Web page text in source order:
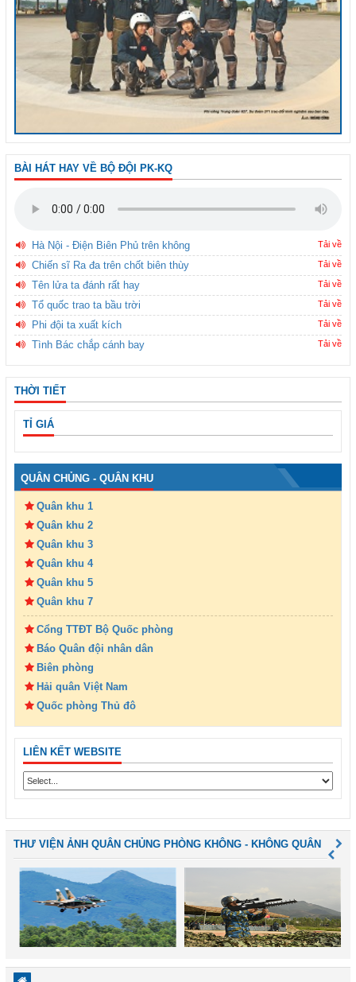
BÀI HÁT HAY VỀ BỘ ĐỘI PK-KQ
Hà Nội - Điện Biên Phủ trên không Tải về
Chiến sĩ Ra đa trên chốt biên thùy Tải về
Tên lửa ta đánh rất hay Tải về
Tổ quốc trao ta bầu trời Tải về
Phi đội ta xuất kích Tải về
Tình Bác chắp cánh bay Tải về
THỜI TIẾT
TỈ GIÁ
QUÂN CHỦNG - QUÂN KHU
Quân khu 1
Quân khu 2
Quân khu 3
Quân khu 4
Quân khu 5
Quân khu 7
Cổng TTĐT Bộ Quốc phòng
Báo Quân đội nhân dân
Biên phòng
Hải quân Việt Nam
Quốc phòng Thủ đô
LIÊN KẾT WEBSITE
THƯ VIỆN ẢNH QUÂN CHỦNG PHÒNG KHÔNG - KHÔNG QUÂN